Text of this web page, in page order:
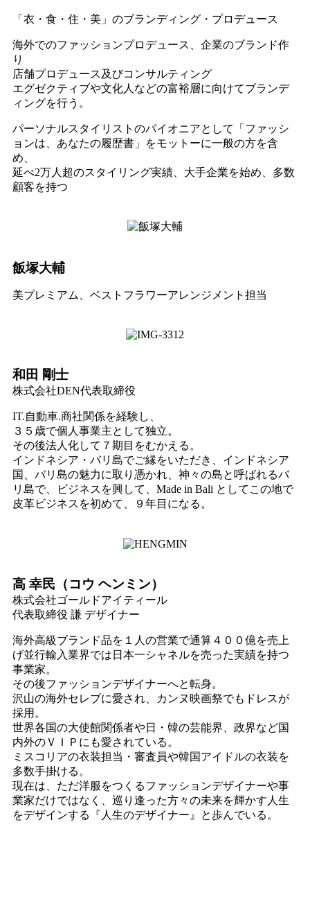
「衣・食・住・美」のブランディング・プロデュース
海外でのファッションプロデュース、企業のブランド作
り
店舗プロデュース及びコンサルティング
エグゼクティブや文化人などの富裕層に向けてブランデ
ィングを行う。
パーソナルスタイリストのパイオニアとして「ファッシ
ョンは、あなたの履歴書」をモットーに一般の方を含
め、
延べ2万人超のスタイリング実績、大手企業を始め、多数
顧客を持つ
飯塚大輔
美プレミアム、ベストフラワーアレンジメント担当
和田 剛士
株式会社DEN代表取締役
IT.自動車.商社関係を経験し、
３５歳で個人事業主として独立。
その後法人化して７期目をむかえる。
インドネシア・バリ島でご縁をいただき、インドネシア
国、バリ島の魅力に取り憑かれ、神々の島と呼ばれるバ
リ島で、ビジネスを興して、Made in Bali としてこの地で
皮革ビジネスを初めて、９年目になる。
高 幸民（コウ ヘンミン）
株式会社ゴールドアイティール
代表取締役 謙 デザイナー
海外高級ブランド品を１人の営業で通算４００億を売上
げ並行輸入業界では日本一シャネルを売った実績を持つ
事業家。
その後ファッションデザイナーへと転身。
沢山の海外セレブに愛され、カンヌ映画祭でもドレスが
採用。
世界各国の大使館関係者や日・韓の芸能界、政界など国
内外のＶＩＰにも愛されている。
ミスコリアの衣装担当・審査員や韓国アイドルの衣装を
多数手掛ける。
現在は、ただ洋服をつくるファッションデザイナーや事
業家だけではなく、巡り逢った方々の未来を輝かす人生
をデザインする『人生のデザイナー』と歩んでいる。